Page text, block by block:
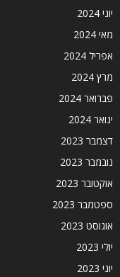
יוני 2024
מאי 2024
אפריל 2024
מרץ 2024
פברואר 2024
ינואר 2024
דצמבר 2023
נובמבר 2023
אוקטובר 2023
ספטמבר 2023
אוגוסט 2023
יולי 2023
יוני 2023